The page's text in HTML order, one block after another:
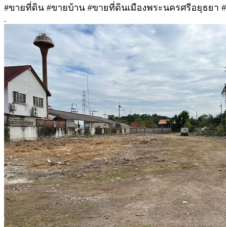
#ขายที่ดิน #ขายบ้าน #ขายที่ดินเมืองพระนครศรีอยุธยา
.